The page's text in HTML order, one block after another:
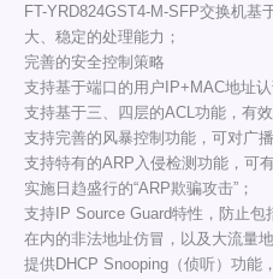
FT-YRD824GST4-M-SFP交换机基
大、稳定的处理能力；
完善的安全控制策略
支持基于端口的用户IP+MAC地址
支持基于三、四层的ACL功能，有
支持完善的风暴控制功能，可对广
支持特有的ARP入侵检测功能，可
实施日趋盛行的“ARP欺骗攻击”；
支持IP Source Guard特性，防止
在内的非法地址仿冒，以及大流量
提供DHCP Snooping（侦听）功能